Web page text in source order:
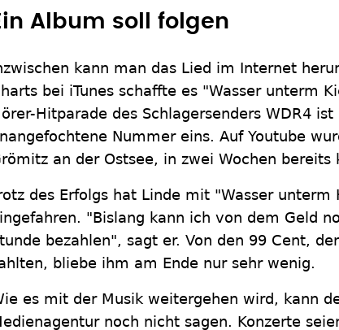
Album soll folgen
kann man das Lied im Internet
bei iTunes schaffte es "Wasser unterm
Hitparade des Schlagersenders WDR4
Nummer eins. Auf Youtube
an der Ostsee, in zwei Wochen bereits
des Erfolgs hat Linde mit "Wasser unterm
"Bislang kann ich von dem Geld
bezahlen", sagt er. Von den 99 Cent,
bliebe ihm am Ende nur sehr wenig.
es mit der Musik weitergehen wird, kann
noch nicht sagen. Konzerte